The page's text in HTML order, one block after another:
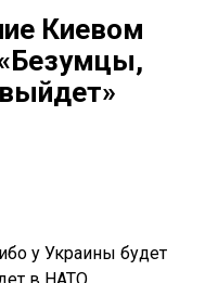
Киевом
выйдет»
у Украины будет